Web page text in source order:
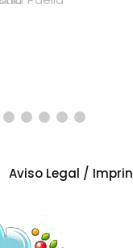
Aviso Legal /